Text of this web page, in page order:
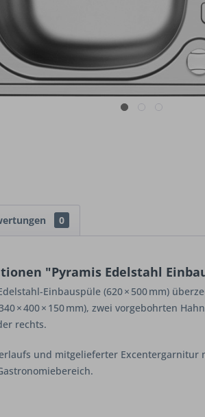
0
"Pyramis Edelstahl
Einbauspüle (620 × 500 mm)
× 400 × 150 mm), zwei vorgebohrten
rechts.
und mitgelieferter